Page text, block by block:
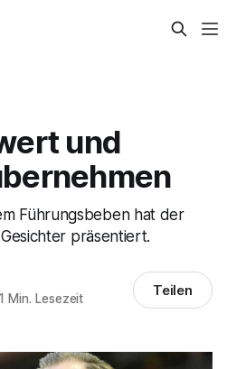
und
Führungsbeben hat der
präsentiert.
Min. Lesezeit Teilen